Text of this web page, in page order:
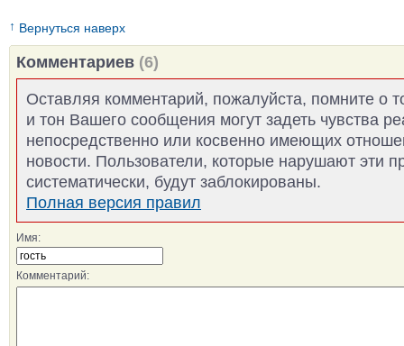
↑ Вернуться наверх
Комментариев (6)
Оставляя комментарий, пожалуйста, помните о
и тон Вашего сообщения могут задеть чувства
непосредственно или косвенно имеющих
новости. Пользователи, которые нарушают эти
систематически, будут заблокированы.
Полная версия правил
Имя:
Комментарий: